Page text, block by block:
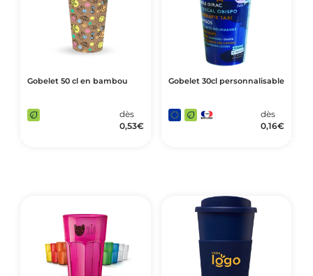
Gobelet 50 cl en bambou
dès
0,53€
Gobelet 30cl personnalisable
dès
0,16€